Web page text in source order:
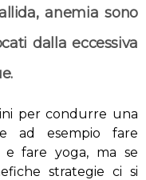
anemia sono
dalla eccessiva
per condurre una
ad esempio fare
e fare yoga, ma se
strategie ci si